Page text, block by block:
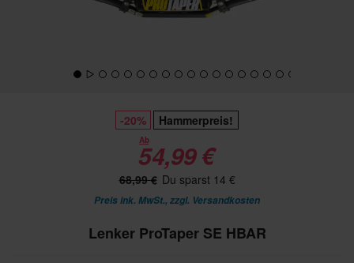
-20% Hammerpreis!
Ab
54,99 €
68,99 € Du sparst 14 €
Preis ink. MwSt., zzgl. Versandkosten
Lenker ProTaper SE HBAR